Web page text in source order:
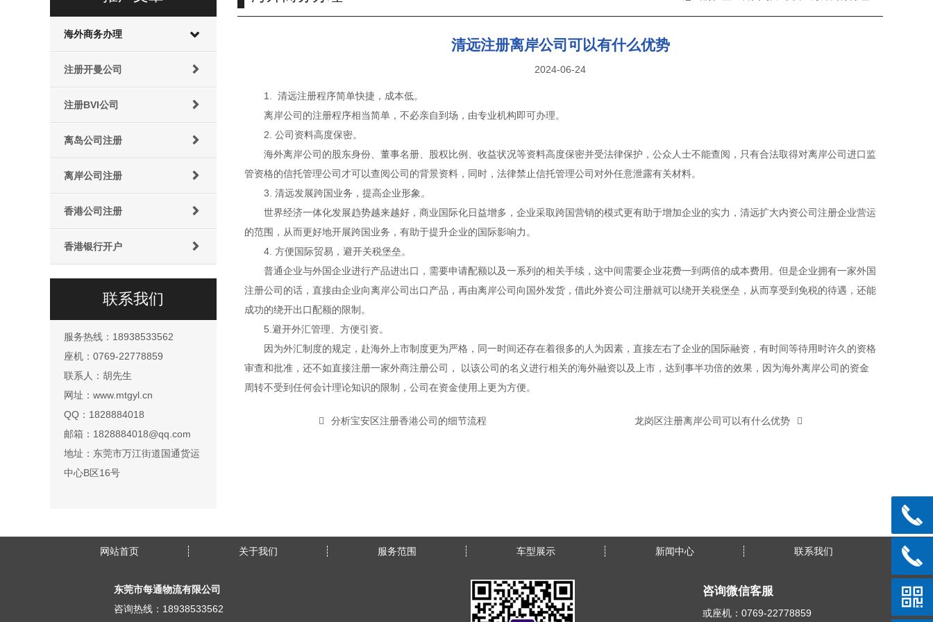
海外商务办理
注册开曼公司
注册BVI公司
离岛公司注册
离岸公司注册
香港公司注册
香港银行开户
联系我们
服务热线：18938533562
座机：0769-22778859
联系人：胡先生
网址：www.mtgyl.cn
QQ：1828884018
邮箱：1828884018@qq.com
地址：东莞市万江街道国通货运
中心B区16号
清远注册离岸公司可以有什么优势
2024-06-24
1. 清远注册程序简单快捷，成本低。
离岸公司的注册程序相当简单，不必亲自到场，由专业机构即可办理。
2. 公司资料高度保密。
海外离岸公司的股东身份、董事名册、股权比例、收益状况等资料高度保密并受法律保护，公众人士不能查阅，只有合法取得对离岸公司进口监
管资格的信托管理公司才可以查阅公司的背景资料，同时，法律禁止信托管理公司对外任意泄露有关材料。
3. 清远发展跨国业务，提高企业形象。
世界经济一体化发展趋势越来越好，商业国际化日益增多，企业采取跨国营销的模式更有助于增加企业的实力，清远扩大内资公司注册企业营运
的范围，从而更好地开展跨国业务，有助于提升企业的国际影响力。
4. 方便国际贸易，避开关税堡垒。
普通企业与外国企业进行产品进出口，需要申请配额以及一系列的相关手续，这中间需要企业花费一到两倍的成本费用。但是企业拥有一家外国
注册公司的话，直接由企业向离岸公司出口产品，再由离岸公司向国外发货，借此外资公司注册就可以绕开关税堡垒，从而享受到免税的待遇，还能
成功的绕开出口配额的限制。
5.避开外汇管理、方便引资。
因为外汇制度的规定，赴海外上市制度更为严格，同一时间还存在着很多的人为因素，直接左右了企业的国际融资，有时间等待用时许久的资格
审查和批准，还不如直接注册一家外商注册公司， 以该公司的名义进行相关的海外融资以及上市，达到事半功倍的效果，因为海外离岸公司的资金
周转不受到任何会计理论知识的限制，公司在资金使用上更为方便。
分析宝安区注册香港公司的细节流程 龙岗区注册离岸公司可以有什么优势
网站首页 关于我们 服务范围 车型展示 新闻中心 联系我们
东莞市每通物流有限公司
咨询热线：18938533562
咨询微信客服
或座机：0769-22778859